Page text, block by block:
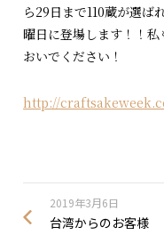
ら29日まで110蔵が選ば
曜日に登場します！！
おいでください！
http://
2019年3月6日
台湾からのお客様